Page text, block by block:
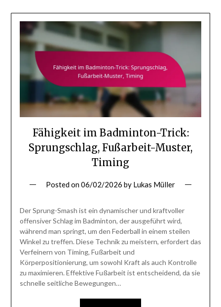
Fähigkeit im Badminton-Trick:
Sprungschlag, Fußarbeit-Muster,
Timing
Posted on06/02/2026 by Lukas Müller
Der Sprung-Smash ist ein dynamischer und kraftvoller
offensiver Schlag im Badminton, der ausgeführt wird,
während man springt, um den Federball in einem steilen
Winkel zu treffen. Diese Technik zu meistern, erfordert das
Verfeinern von Timing, Fußarbeit und
Körperpositionierung, um sowohl Kraft als auch Kontrolle
zu maximieren. Effektive Fußarbeit ist entscheidend, da sie
schnelle seitliche Bewegungen…